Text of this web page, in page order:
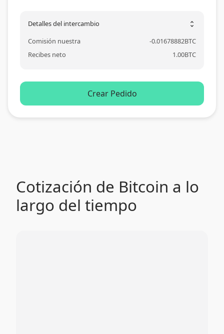
Detalles del intercambio unfold_more
Comisión nuestra -0.01678882BTC
Recibes neto
1.00BTC
Crear Pedido
Cotización de Bitcoin a lo
largo del tiempo